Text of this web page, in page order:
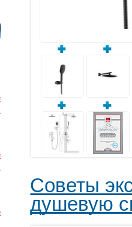
Советы
душевую